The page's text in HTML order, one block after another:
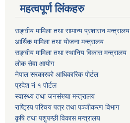
महत्वपूर्ण लिंकहरु
सङ्घीय मामिला तथा सामान्य प्रशासन मन्त्रालय
आर्थिक मामिला तथा योजना मन्त्रालय
सङ्घीय मामिला तथा स्थानिय विकास मन्त्रालय
लोक सेवा आयोग
नेपाल सरकारको आधिकारिक पोर्टल
प्रदेश नं १ पोर्टल
स्वास्थ्य तथा जनसंख्या मन्त्रालय
राष्ट्रिय परिचय पत्र तथा पञ्जीकरण विभाग
कृषि तथा पशुपन्छी विकास मन्त्रालय